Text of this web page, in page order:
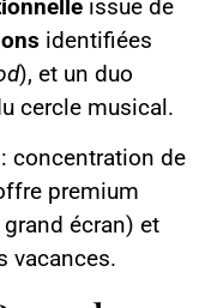
issue de
identifiées
), et un duo
cercle musical.
concentration de
premium
écran) et
vacances.